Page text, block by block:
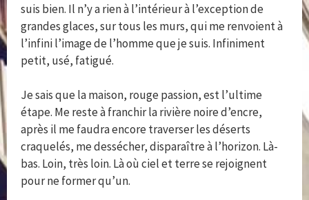
suis bien. Il n’y a rien à l’intérieur à l’exception de
grandes glaces, sur tous les murs, qui me renvoient à
l’infini l’image de l’homme que je suis. Infiniment
petit, usé, fatigué.
Je sais que la maison, rouge passion, est l’ultime
étape. Me reste à franchir la rivière noire d’encre,
après il me faudra encore traverser les déserts
craquelés, me dessécher, disparaître à l’horizon. Là-
bas. Loin, très loin. Là où ciel et terre se rejoignent
pour ne former qu’un.